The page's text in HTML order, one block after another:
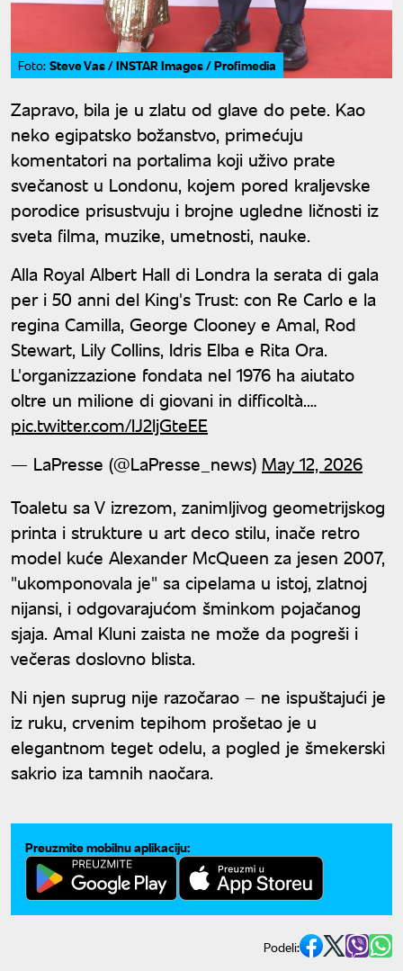
Foto: Steve Vas / INSTAR Images / Profimedia
Zapravo, bila je u zlatu od glave do pete. Kao
neko egipatsko božanstvo, primećuju
komentatori na portalima koji uživo prate
svečanost u Londonu, kojem pored kraljevske
porodice prisustvuju i brojne ugledne ličnosti iz
sveta filma, muzike, umetnosti, nauke.
Alla Royal Albert Hall di Londra la serata di gala
per i 50 anni del King's Trust: con Re Carlo e la
regina Camilla, George Clooney e Amal, Rod
Stewart, Lily Collins, Idris Elba e Rita Ora.
L'organizzazione fondata nel 1976 ha aiutato
oltre un milione di giovani in difficoltà.…
pic.twitter.com/IJ2ljGteEE
— LaPresse (@LaPresse_news) May 12, 2026
Toaletu sa V izrezom, zanimljivog geometrijskog
printa i strukture u art deco stilu, inače retro
model kuće Alexander McQueen za jesen 2007,
"ukomponovala je" sa cipelama u istoj, zlatnoj
nijansi, i odgovarajućom šminkom pojačanog
sjaja. Amal Kluni zaista ne može da pogreši i
večeras doslovno blista.
Ni njen suprug nije razočarao – ne ispuštajući je
iz ruku, crvenim tepihom prošetao je u
elegantnom teget odelu, a pogled je šmekerski
sakrio iza tamnih naočara.
Preuzmite mobilnu aplikaciju:
Podeli: